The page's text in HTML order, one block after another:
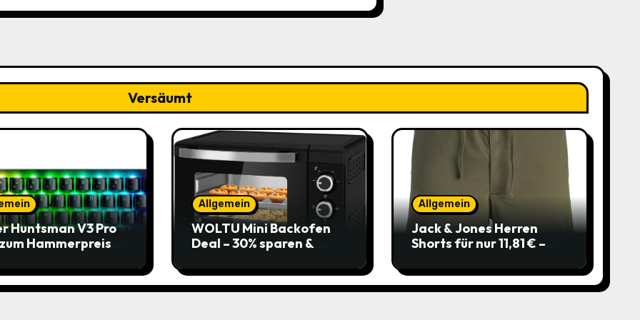
HCS Stahl 1/2“
Universalschaft für 3,99€
Versäumt
Huntsman V3 Pro
Hammerpreis –
Allgemein
WOLTU Mini Backofen
Deal – 30% sparen &
Allgemein
Jack & Jones Herren
Shorts für nur 11,81 € –